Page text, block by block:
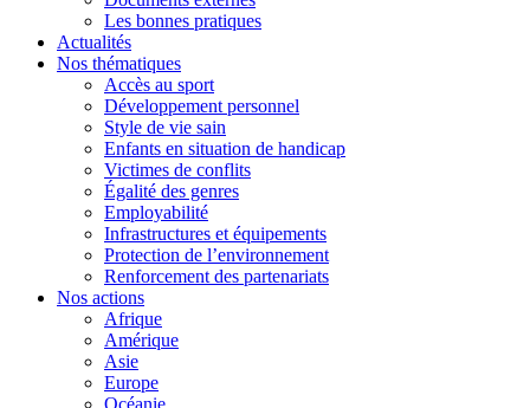
Les bonnes pratiques
Actualités
Nos thématiques
Accès au sport
Développement personnel
Style de vie sain
Enfants en situation de handicap
Victimes de conflits
Égalité des genres
Employabilité
Infrastructures et équipements
Protection de l’environnement
Renforcement des partenariats
Nos actions
Afrique
Amérique
Asie
Europe
Océanie